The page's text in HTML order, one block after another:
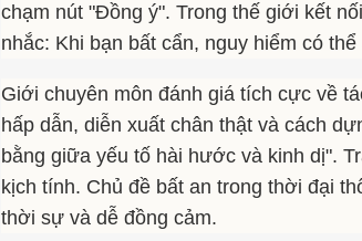
chạm nút "Đồng ý". Trong thế giới kết
nhắc: Khi bạn bất cẩn, nguy hiểm có
Giới chuyên môn đánh giá tích cực về
hấp dẫn, diễn xuất chân thật và cách
bằng giữa yếu tố hài hước và kinh dị".
kịch tính. Chủ đề bất an trong thời đại
thời sự và dễ đồng cảm.